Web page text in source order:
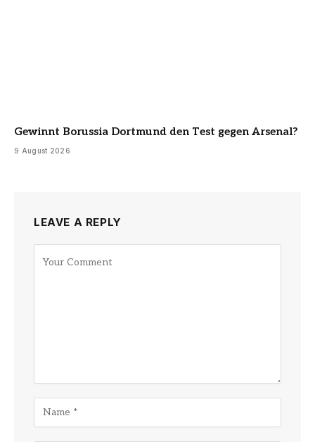
Gewinnt Borussia Dortmund den Test gegen Arsenal?
9 August 2026
LEAVE A REPLY